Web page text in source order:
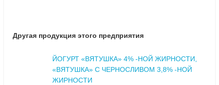
Другая продукция этого предприятия
ЙОГУРТ «ВЯТУШКА» 4% -НОЙ ЖИРНОСТИ,
«ВЯТУШКА» С ЧЕРНОСЛИВОМ 3,8% -НОЙ
ЖИРНОСТИ